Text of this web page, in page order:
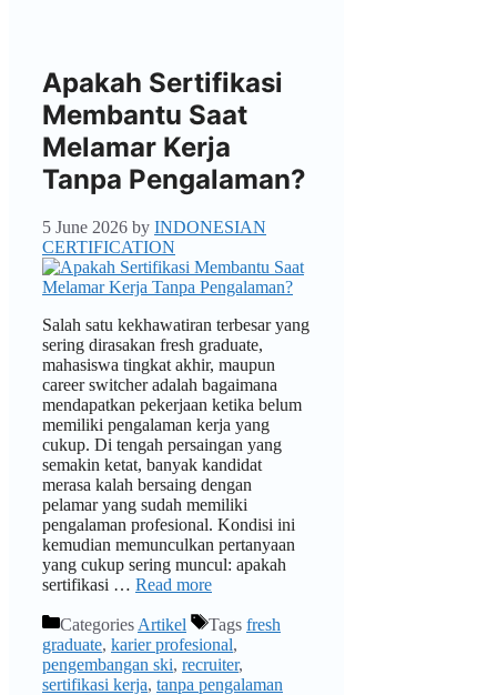
Apakah Sertifikasi
Membantu Saat
Melamar Kerja
Tanpa Pengalaman?
5 June 2026 by INDONESIAN
CERTIFICATION
Salah satu kekhawatiran terbesar yang
sering dirasakan fresh graduate,
mahasiswa tingkat akhir, maupun
career switcher adalah bagaimana
mendapatkan pekerjaan ketika belum
memiliki pengalaman kerja yang
cukup. Di tengah persaingan yang
semakin ketat, banyak kandidat
merasa kalah bersaing dengan
pelamar yang sudah memiliki
pengalaman profesional. Kondisi ini
kemudian memunculkan pertanyaan
yang cukup sering muncul: apakah
sertifikasi … Read more
Categories Artikel Tags fresh
graduate, karier profesional,
pengembangan ski, recruiter,
sertifikasi kerja, tanpa pengalaman